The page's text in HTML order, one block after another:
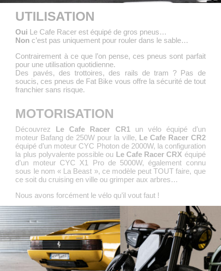
UTILISATION
Oui Le Cafe Racer est équipé de gros pneus…
Non c’est pas uniquement pour rouler dans le sable…
Contrairement à ce que l’on pense, ces pneus sont parfait
pour une utilisation quotidienne.
Des pavés, des trottoires, des rails de tram ? Pas de
soucis, ces pneus de Fat Bike vous offre la sécurité de tout
franchier sans risque.
MOTORISATION
Découvrez Le Cafe Racer CR1un vélo équipé d’un
moteur Bafang de 250W pour la ville, Le Cafe Racer CR2
équipé d’un moteur CYC Photon de 2000W, la configuration
la plus polyvalente possible ou Le Cafe Racer CRX équipé
d’un moteur CYC X1 Pro de 5000W, également connu
sous le nom « La Beast », ce modèle peut TOUT faire, que
ce soit du cruising en ville ou grimper aux arbres…
Nous avons forcément le vélo qu’il vout faut !